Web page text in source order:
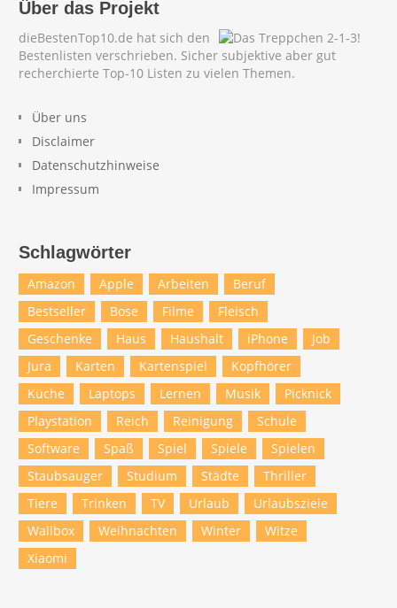
Über das Projekt
dieBestenTop10.de hat sich den
Bestenlisten verschrieben. Sicher subjektive aber gut
recherchierte Top-10 Listen zu vielen Themen.
Über uns
Disclaimer
Datenschutzhinweise
Impressum
Schlagwörter
Amazon Apple Arbeiten
Beruf
Bestseller
Bose Filme
Fleisch
Geschenke
Haus Haushalt iPhone
Job
Jura
Karten Kartenspiel
Kopfhörer
Küche
Laptops Lernen Musik
Picknick
Playstation
Reich Reinigung
Schule
Software
Spaß Spiel Spiele
Spielen
Staubsauger
Studium Städte
Thriller
Tiere
Trinken TV Urlaub
Urlaubsziele
Wallbox
Weihnachten Winter
Witze
Xiaomi